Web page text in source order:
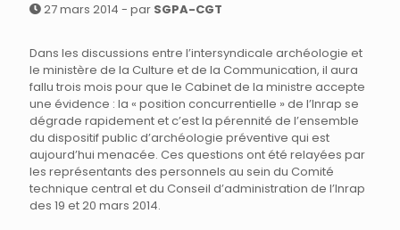
27 mars 2014 - par SGPA-CGT
Dans les discussions entre l’intersyndicale archéologie et
le ministère de la Culture et de la Communication, il aura
fallu trois mois pour que le Cabinet de la ministre accepte
une évidence : la « position concurrentielle » de l’Inrap se
dégrade rapidement et c’est la pérennité de l’ensemble
du dispositif public d’archéologie préventive qui est
aujourd’hui menacée. Ces questions ont été relayées par
les représentants des personnels au sein du Comité
technique central et du Conseil d’administration de l’Inrap
des 19 et 20 mars 2014.